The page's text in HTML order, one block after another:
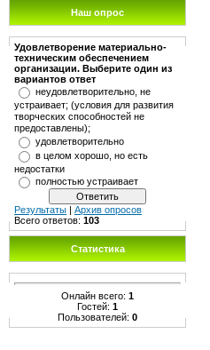
Наш опрос
Удовлетворение материально-
техническим обеспечением
организации. Выберите один из
вариантов ответ
неудовлетворительно, не
устраивает; (условия для развития
творческих способностей не
предоставлены);
удовлетворительно
в целом хорошо, но есть
недостатки
полностью устраивает
Результаты | Архив опросов
Всего ответов: 103
Статистика
Онлайн всего: 1
Гостей: 1
Пользователей: 0